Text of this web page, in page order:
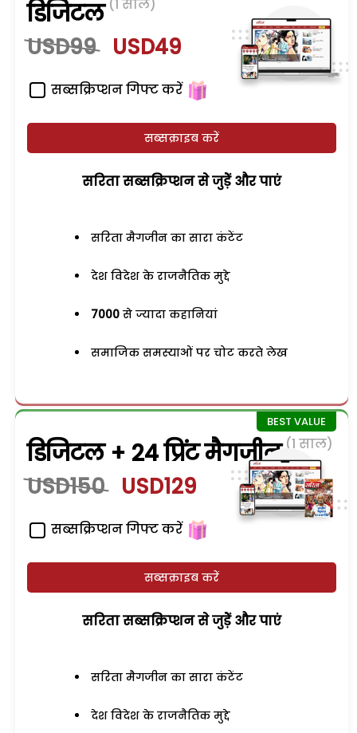
डिजिटल (1 साल)
USD99 USD49
सब्सक्रिप्शन गिफ्ट करें
सब्सक्राइब करें
सरिता सब्सक्रिप्शन से जुड़ेें और पाएं
सरिता मैगजीन का सारा कंटेंट
देश विदेश के राजनैतिक मुद्दे
7000 से ज्यादा कहानियां
समाजिक समस्याओं पर चोट करते लेख
डिजिटल + 24 प्रिंट मैगजीन (1 साल)
USD150 USD129
सब्सक्रिप्शन गिफ्ट करें
सब्सक्राइब करें
सरिता सब्सक्रिप्शन से जुड़ेें और पाएं
सरिता मैगजीन का सारा कंटेंट
देश विदेश के राजनैतिक मुद्दे